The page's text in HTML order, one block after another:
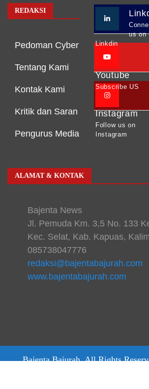
REDAKSI
Pedoman Cyber
Tentang Kami
Kontak Kami
Kritik dan Saran
Pengurus Media
us on
Linkdin
Youtube
Subscribe US
Instagram
Follow us on
Instagram
ALAMAT & KONTAK
Bajenta News
Jl. Pemuda Km. 3,5 No. 133
Kec. Selat, Kab. Kapuas,
085738047776
redaksi@bajentabajurah.com
www.bajentabajurah.com
Bajenta Bajurah. All Rights